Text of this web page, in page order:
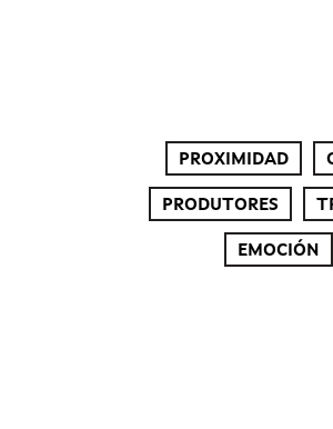
PROXIMIDAD
PRODUTORES
EMOCIÓN